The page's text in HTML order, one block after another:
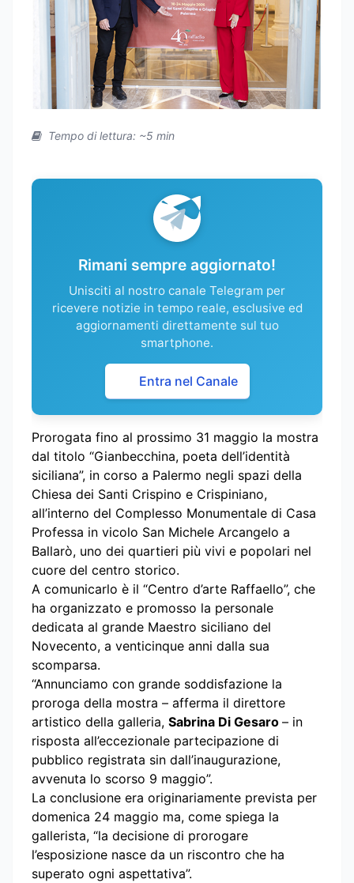
Tempo di lettura: ~5 min
Rimani sempre aggiornato!
Unisciti al nostro canale Telegram per
ricevere notizie in tempo reale, esclusive ed
aggiornamenti direttamente sul tuo
smartphone.
Entra nel Canale
Prorogata fino al prossimo 31 maggio la mostra
dal titolo “Gianbecchina, poeta dell’identità
siciliana”, in corso a Palermo negli spazi della
Chiesa dei Santi Crispino e Crispiniano,
all’interno del Complesso Monumentale di Casa
Professa in vicolo San Michele Arcangelo a
Ballarò, uno dei quartieri più vivi e popolari nel
cuore del centro storico.
A comunicarlo è il “Centro d’arte Raffaello”, che
ha organizzato e promosso la personale
dedicata al grande Maestro siciliano del
Novecento, a venticinque anni dalla sua
scomparsa.
“Annunciamo con grande soddisfazione la
proroga della mostra – afferma il direttore
artistico della galleria, Sabrina Di Gesaro – in
risposta all’eccezionale partecipazione di
pubblico registrata sin dall’inaugurazione,
avvenuta lo scorso 9 maggio”.
La conclusione era originariamente prevista per
domenica 24 maggio ma, come spiega la
gallerista, “la decisione di prorogare
l’esposizione nasce da un riscontro che ha
superato ogni aspettativa”.